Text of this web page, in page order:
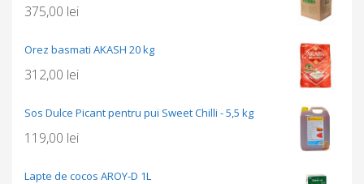
375,00 lei
Orez basmati AKASH 20 kg
312,00 lei
Sos Dulce Picant pentru pui Sweet Chilli - 5,5 kg
119,00 lei
Lapte de cocos AROY-D 1L